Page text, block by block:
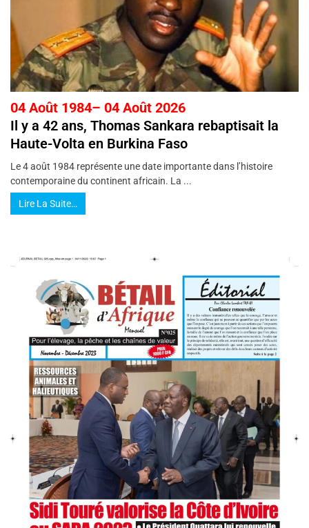
04 Août 1984– 04 Août 2026
Il y a 42 ans, Thomas Sankara rebaptisait la
Haute-Volta en Burkina Faso
Le 4 août 1984 représente une date importante dans l’histoire
contemporaine du continent africain. La ...
Lire La Suite…